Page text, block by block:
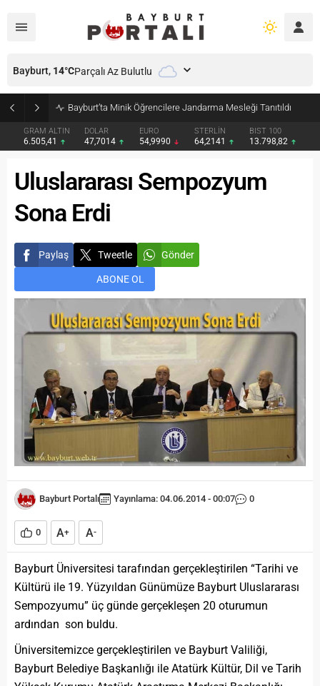
Bayburt’ta Minik Öğrencilere Jandarma Mesleği Tanıtıldı
GRAM ALTIN
6.505,41
DOLAR
47,7014
EURO
54,9990
STERLİN
64,2141
BIST 100
13.798,82
Bayburt, 14°CParçalı Az Bulutlu
Uluslararası Sempozyum
Sona Erdi
Paylaş Tweetle Gönder
ABONE OL
Bayburt Portalı Yayınlama: 04.06.2014 - 00:07 0
0 A+ A-
Bayburt Üniversitesi tarafından gerçekleştirilen “Tarihi ve
Kültürü ile 19. Yüzyıldan Günümüze Bayburt Uluslararası
Sempozyumu” üç günde gerçekleşen 20 oturumun
ardından son buldu.
Üniversitemizce gerçekleştirilen ve Bayburt Valiliği,
Bayburt Belediye Başkanlığı ile Atatürk Kültür, Dil ve Tarih